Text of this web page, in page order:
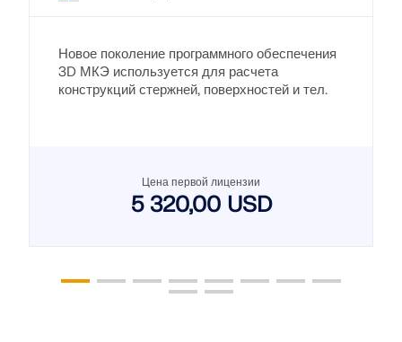
Новое поколение программного обеспечения
3D МКЭ используется для расчета
конструкций стержней, поверхностей и тел.
Цена первой лицензии
5 320,00 USD